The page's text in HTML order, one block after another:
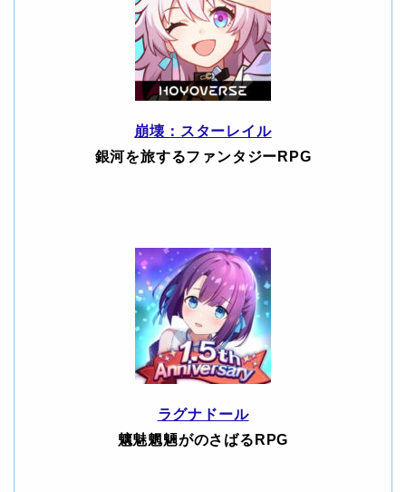
崩壊：スターレイル
銀河を旅するファンタジーRPG
ラグナドール
魑魅魍魎がのさばるRPG